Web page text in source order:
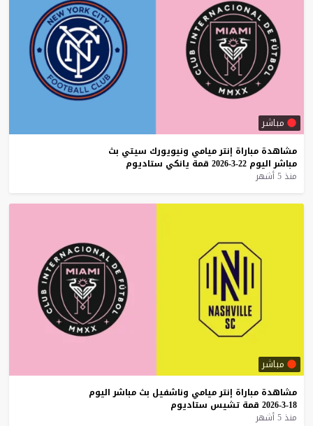
مباشر
مشاهدة مباراة إنترميامي ونيويورك سيتي بث
مباشر اليوم 22-3-2026 قمة يانكي ستاديوم
منذ 5 أشهر
مباشر
مشاهدة مباراة إنترميامي وناشفيل بث مباشر اليوم
18-3-2026
قمة تشيس ستاديوم
منذ 5 أشهر